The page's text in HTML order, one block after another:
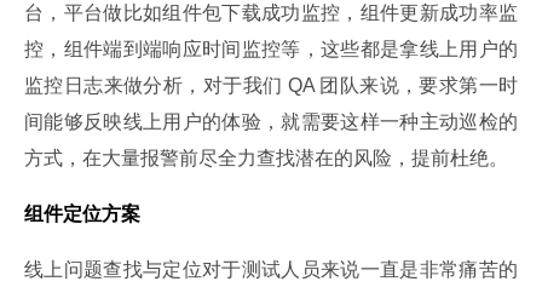
台，平台做比如组件包下载成功监控，组件更新成功率监
控，组件端到端响应时间监控等，这些都是拿线上用户的
监控日志来做分析，对于我们 QA 团队来说，要求第一时
间能够反映线上用户的体验，就需要这样一种主动巡检的
方式，在大量报警前尽全力查找潜在的风险，提前杜绝。
组件定位方案
线上问题查找与定位对于测试人员来说一直是非常痛苦的